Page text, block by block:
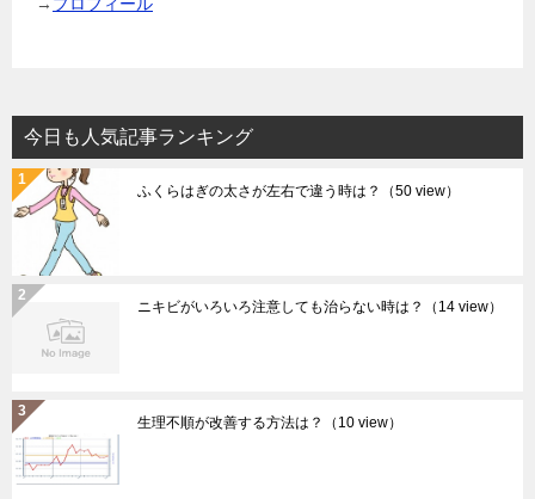
今日も人気記事ランキング
ふくらはぎの太さが左右で違う時は？ （50 view）
ニキビがいろいろ注意しても治らない時は？ （14 view）
生理不順が改善する方法は？ （10 view）